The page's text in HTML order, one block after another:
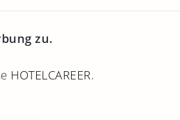
zu.
HOTELCAREER.